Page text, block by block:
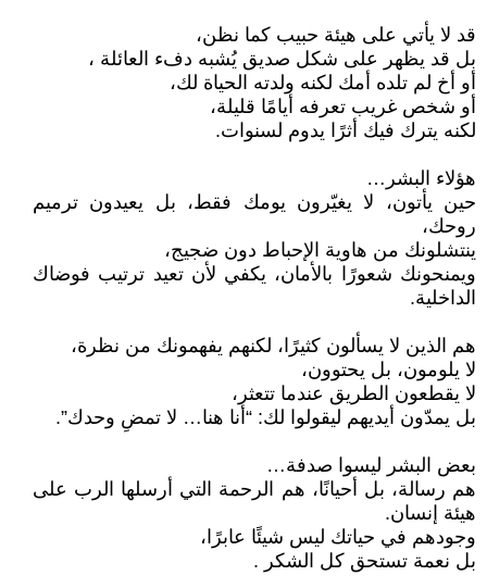
قد لا يأتي على هيئة حبيب كما نظن،
بل قد يظهر على شكل صديق يُشبه دفء العائلة ،
أو أخ لم تلده أمك لكنه ولدته الحياة لك،
أو شخص غريب تعرفه أيامًا قليلة،
لكنه يترك فيك أثرًا يدوم لسنوات.
هؤلاء البشر…
حين يأتون، لا يغيّرون يومك فقط، بل يعيدون ترميم
روحك،
ينتشلونك من هاوية الإحباط دون ضجيج،
ويمنحونك شعورًا بالأمان، يكفي لأن تعيد ترتيب فوضاك
الداخلية.
هم الذين لا يسألون كثيرًا، لكنهم يفهمونك من نظرة،
لا يلومون، بل يحتوون،
لا يقطعون الطريق عندما تتعثر،
بل يمدّون أيديهم ليقولوا لك: “أنا هنا… لا تمضِ وحدك”.
بعض البشر ليسوا صدفة…
هم رسالة، بل أحيانًا، هم الرحمة التي أرسلها الرب على
هيئة إنسان.
وجودهم في حياتك ليس شيئًا عابرًا،
بل نعمة تستحق كل الشكر .